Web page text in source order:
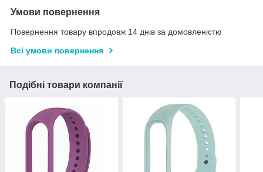
Умови повернення
Повернення товару впродовж 14 днів за домовленістю
Всі умови повернення
Подібні товари компанії